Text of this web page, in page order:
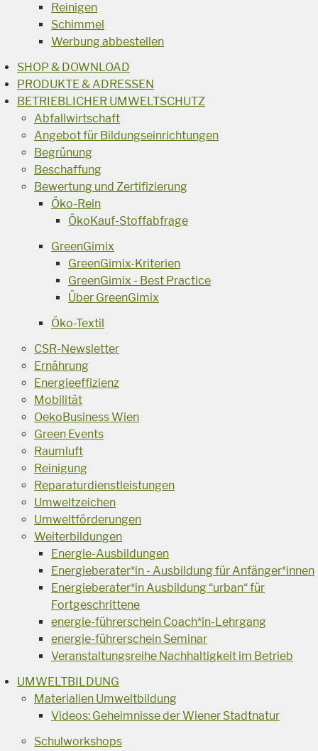
Reinigen
Schimmel
Werbung abbestellen
SHOP & DOWNLOAD
PRODUKTE & ADRESSEN
BETRIEBLICHER UMWELTSCHUTZ
Abfallwirtschaft
Angebot für Bildungseinrichtungen
Begrünung
Beschaffung
Bewertung und Zertifizierung
Öko-Rein
ÖkoKauf-Stoffabfrage
GreenGimix
GreenGimix-Kriterien
GreenGimix - Best Practice
Über GreenGimix
Öko-Textil
CSR-Newsletter
Ernährung
Energieeffizienz
Mobilität
OekoBusiness Wien
Green Events
Raumluft
Reinigung
Reparaturdienstleistungen
Umweltzeichen
Umweltförderungen
Weiterbildungen
Energie-Ausbildungen
Energieberater*in - Ausbildung für Anfänger*innen
Energieberater*in Ausbildung “urban“ für
Fortgeschrittene
energie-führerschein Coach*in-Lehrgang
energie-führerschein Seminar
Veranstaltungsreihe Nachhaltigkeit im Betrieb
UMWELTBILDUNG
Materialien Umweltbildung
Videos: Geheimnisse der Wiener Stadtnatur
Schulworkshops